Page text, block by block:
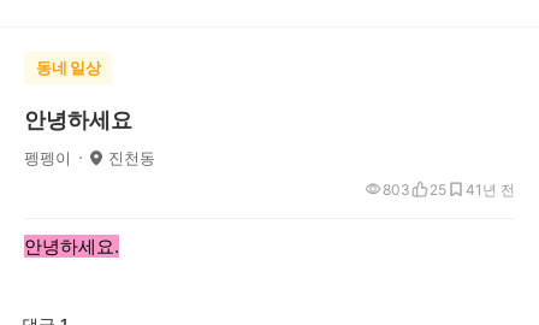
동네 일상
안녕하세요
펭펭이 진천동
1년 전
803 25 4
안녕하세요.